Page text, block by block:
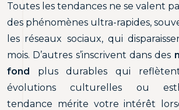
Toutes les tendances ne se valent
des phénomènes ultra-rapides,
les réseaux sociaux, qui
mois. D’autres s’inscrivent dans des
fond plus durables qui
évolutions culturelles ou
tendance mérite votre intérêt